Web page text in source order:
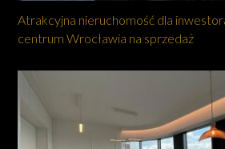
Atrakcyjna nieruchomość dla
centrum Wrocławia na sprzedaż